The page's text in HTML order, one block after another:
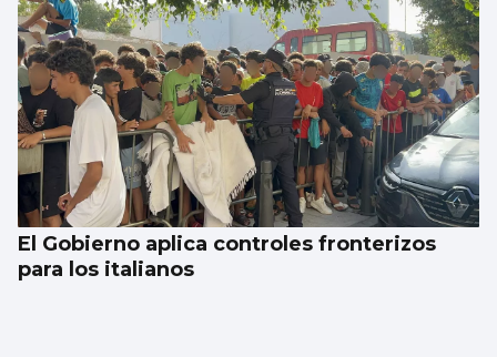
El Gobierno aplica controles fronterizos
para los italianos